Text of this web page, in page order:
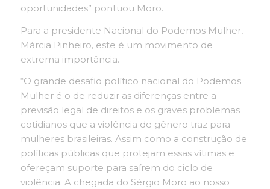
oportunidades” pontuou Moro.
Para a presidente Nacional do Podemos Mulher,
Márcia Pinheiro, este é um movimento de
extrema importância.
“O grande desafio político nacional do Podemos
Mulher é o de reduzir as diferenças entre a
previsão legal de direitos e os graves problemas
cotidianos que a violência de gênero traz para
mulheres brasileiras. Assim como a construção de
políticas públicas que protejam essas vítimas e
ofereçam suporte para saírem do ciclo de
violência. A chegada do Sérgio Moro ao nosso